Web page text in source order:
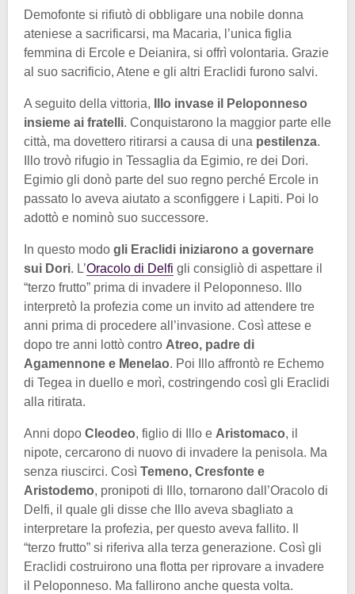
Demofonte si rifiutò di obbligare una nobile donna
ateniese a sacrificarsi, ma Macaria, l’unica figlia
femmina di Ercole e Deianira, si offrì volontaria. Grazie
al suo sacrificio, Atene e gli altri Eraclidi furono salvi.
A seguito della vittoria,
Illo invase il Peloponneso
insieme ai fratelli. Conquistarono la maggior parte elle
città, ma dovettero ritirarsi a causa di una pestilenza.
Illo trovò rifugio in Tessaglia da Egimio, re dei Dori.
Egimio gli donò parte del suo regno perché Ercole in
passato lo aveva aiutato a sconfiggere i Lapiti. Poi lo
adottò e nominò suo successore.
In questo modo gli Eraclidi iniziarono a governare
sui Dori. L’Oracolo di Delfi gli consigliò di aspettare il
“terzo frutto” prima di invadere il Peloponneso. Illo
interpretò la profezia come un invito ad attendere tre
anni prima di procedere all’invasione. Così attese e
dopo tre anni lottò contro Atreo, padre di
Agamennone e Menelao. Poi Illo affrontò re Echemo
di Tegea in duello e morì, costringendo così gli Eraclidi
alla ritirata.
Anni dopo Cleodeo, figlio di Illo e Aristomaco, il
nipote, cercarono di nuovo di invadere la penisola. Ma
senza riuscirci. Così Temeno, Cresfonte e
Aristodemo, pronipoti di Illo, tornarono dall’Oracolo di
Delfi, il quale gli disse che Illo aveva sbagliato a
interpretare la profezia, per questo aveva fallito. Il
“terzo frutto” si riferiva alla terza generazione. Così gli
Eraclidi costruirono una flotta per riprovare a invadere
il Peloponneso. Ma fallirono anche questa volta.